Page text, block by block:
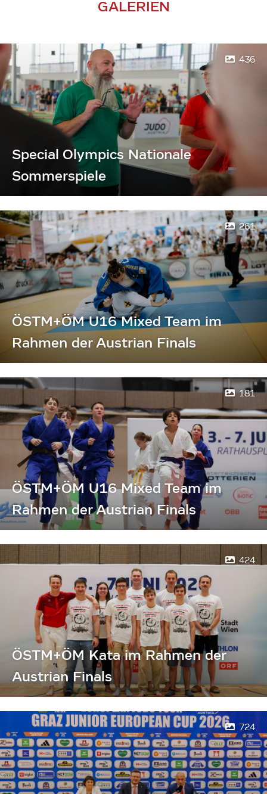
GALERIEN
436
Special Olympics Nationale
Sommerspiele
261
ÖSTM+ÖM U16 Mixed Team im
Rahmen der Austrian Finals
181
ÖSTM+ÖM U16 Mixed Team im
Rahmen der Austrian Finals
424
ÖSTM+ÖM Kata im Rahmen der
Austrian Finals
724